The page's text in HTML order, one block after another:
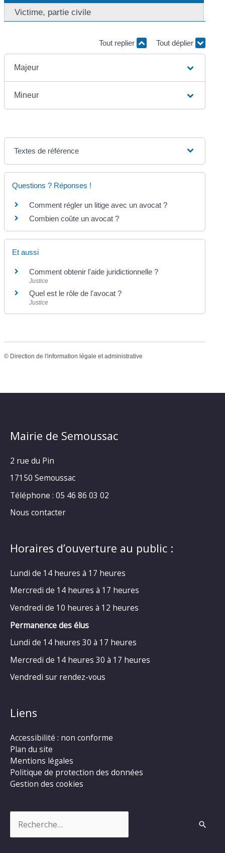
Victime, partie civile
Tout replier Tout déplier
Majeur
Mineur
Textes de référence
Questions ? Réponses !
Comment régler un litige avec un avocat ?
Combien coûte un avocat ?
Et aussi
Comment obtenir l'aide juridictionnelle ?
Justice
Quel est le rôle de l'avocat ?
Justice
© Direction de l'information légale et administrative
Mairie de Semoussac
2 rue du Pin
17150 Semoussac
Téléphone : 05 46 86 03 02
Nous contacter
Horaires d’ouverture au public :
Lundi de 14 heures à 17 heures
Mercredi de 14 heures à 17 heures
Vendredi de 10 heures à 12 heures
Permanence des élus
Lundi de 14 heures 30 à 17 heures
Mercredi de 14 heures 30 à 17 heures
Vendredi sur rendez-vous
Liens
Accessibilité : non conforme
Plan du site
Mentions légales
Politique de protection des données
Gestion des cookies